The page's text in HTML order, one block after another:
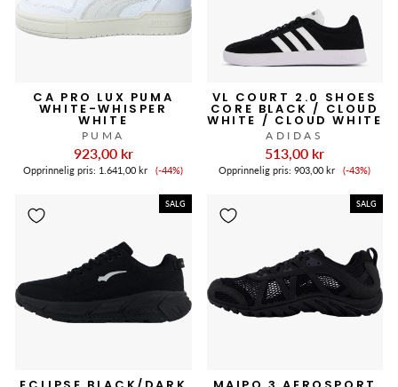
CA PRO LUX PUMA
WHITE-WHISPER
WHITE
PUMA
923,00 kr
Opprinnelig pris: 1.641,00 kr Salgspris
(-44%)
VL COURT 2.0 SHOES
CORE BLACK / CLOUD
WHITE / CLOUD WHITE
ADIDAS
513,00 kr
Opprinnelig pris:903,00 kr Salgspris
(-43%)
SALG SALG